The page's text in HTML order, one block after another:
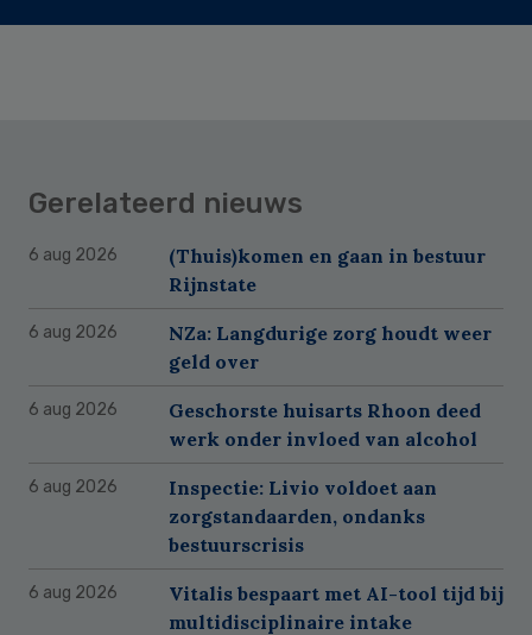
Gerelateerd nieuws
6 aug 2026
(Thuis)komen en gaan in bestuur
Rijnstate
6 aug 2026
NZa: Langdurige zorg houdt weer
geld over
6 aug 2026
Geschorste huisarts Rhoon deed
werk onder invloed van alcohol
6 aug 2026
Inspectie: Livio voldoet aan
zorgstandaarden, ondanks
bestuurscrisis
6 aug 2026
Vitalis bespaart met AI-tool tijd bij
multidisciplinaire intake